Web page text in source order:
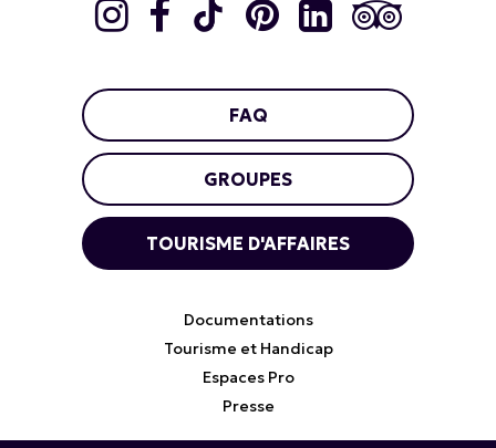
FAQ
GROUPES
TOURISME D'AFFAIRES
Documentations
Tourisme et Handicap
Espaces Pro
Presse